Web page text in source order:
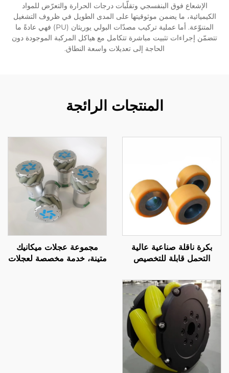
الإشعاع فوق البنفسجي وتقلّبات درجات الحرارة والتعرّض للمواد
الكيميائية، ما يضمن موثوقيتها على المدى الطويل في ظروف التشغيل
المتنوّعة. أما عملية تركيب مصدّات البولي يوريثان (PU) فهي عادةً ما
تتضمّن إجراءات تثبيت مباشرة تتكامل مع هياكل المركبة الموجودة دون
الحاجة إلى تعديلات واسعة النطاق.
المنتجات الرائجة
بكرة ناقلة صناعية عالية
التحمل قابلة للتخصيص
محمل مطاطية صامتة من
البولي يوريثين، مصنعة
مباشرة من المصنع
مجموعة عجلات ميكانيك
متينة، خدمة مخصصة لعجلات